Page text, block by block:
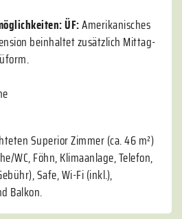
ÜF:Amerikanisches
beinhaltet zusätzlich Mittag-
Superior Zimmer (ca. 46 m²)
WC, Föhn, Klimaanlage, Telefon,
Safe, Wi-Fi (inkl.),
Balkon.